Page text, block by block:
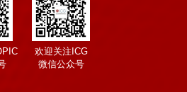
欢迎关注ICG
微信公众号